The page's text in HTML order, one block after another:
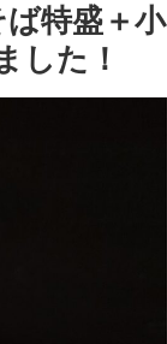
特盛＋小
した！